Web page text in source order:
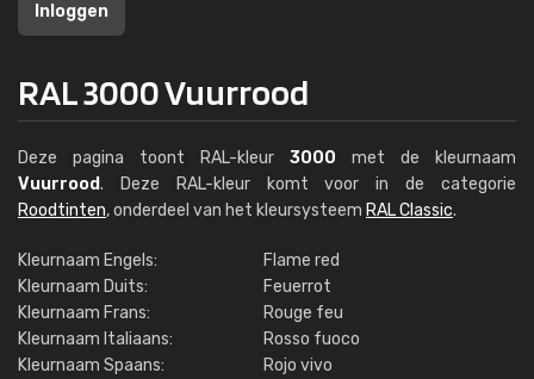
Inloggen
RAL 3000 Vuurrood
Deze pagina toont RAL-kleur 3000 met de kleurnaam
Vuurrood. Deze RAL-kleur komt voor in de categorie
Roodtinten, onderdeel van het kleursysteem RAL Classic.
Kleurnaam Engels:
Flame red
Kleurnaam Duits:
Feuerrot
Kleurnaam Frans:
Rouge feu
Kleurnaam Italiaans:
Rosso fuoco
Kleurnaam Spaans:
Rojo vivo